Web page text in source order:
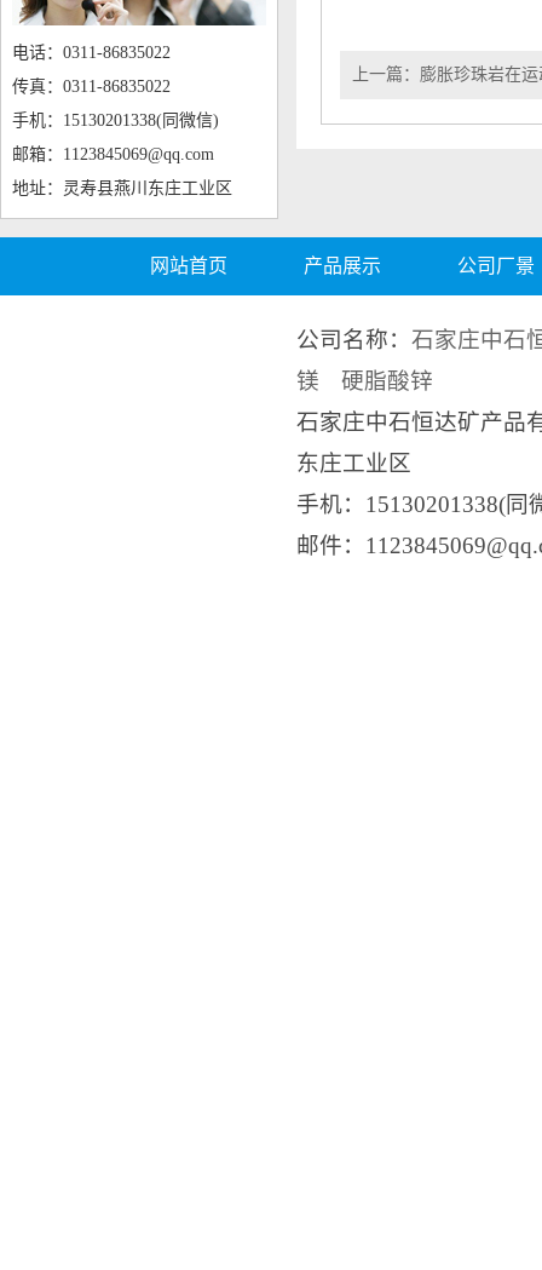
电话：0311-86835022
传真：0311-86835022
手机：15130201338(同微信)
邮箱：1123845069@qq.com
地址：灵寿县燕川东庄工业区
上一篇： 膨胀珍珠岩在
网站首页 产品展示 公司厂景
公司名称： 石家庄中石
镁
硬脂酸锌
石家庄中石恒达矿产
东庄工业区
手机：15130201338(
邮件：